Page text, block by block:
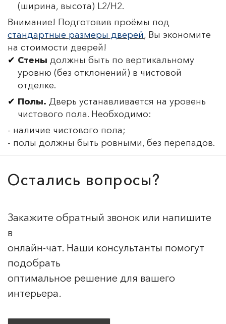
(ширина, высота) L2/H2.
Внимание! Подготовив проёмы под
стандартные размеры дверей, Вы экономите
на стоимости дверей!
Стены должны быть по вертикальному
уровню (без отклонений) в чистовой
отделке.
Полы. Дверь устанавливается на уровень
чистового пола. Необходимо:
- наличие чистового пола;
- полы должны быть ровными, без перепадов.
Остались вопросы?
Закажите обратный звонок или напишите
в
онлайн-чат. Наши консультанты помогут
подобрать
оптимальное решение для вашего
интерьера.